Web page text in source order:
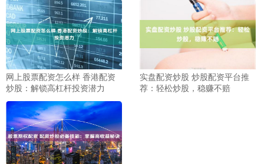
网上股票配资怎么样 香港配资
炒股：解锁高杠杆投资潜力
实盘配资炒股 炒股配资平台推
荐：轻松炒股，稳赚不赔